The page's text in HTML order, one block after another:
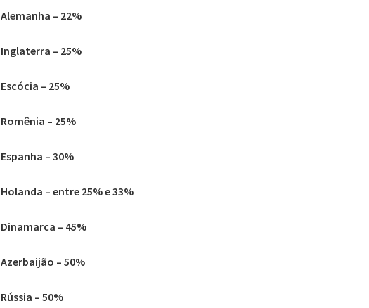
Alemanha – 22%
Inglaterra – 25%
Escócia – 25%
Romênia – 25%
Espanha – 30%
Holanda – entre 25% e 33%
Dinamarca – 45%
Azerbaijão – 50%
Rússia – 50%